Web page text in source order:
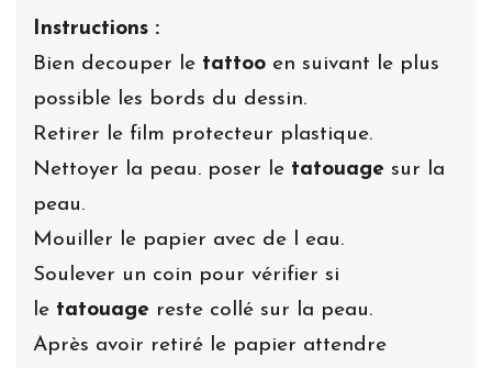
Instructions :
Bien decouper le tattoo en suivant le plus
possible les bords du dessin.
Retirer le film protecteur plastique.
Nettoyer la peau. poser le tatouage sur la
peau.
Mouiller le papier avec de l eau.
Soulever un coin pour vérifier si
le tatouage reste collé sur la peau.
Après avoir retiré le papier attendre